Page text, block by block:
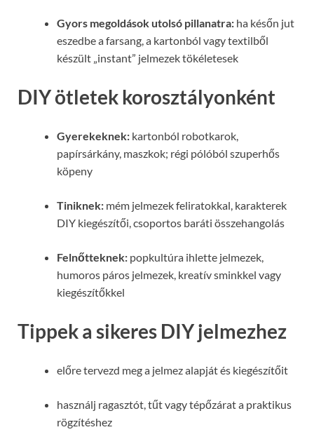
Gyors megoldások utolsó pillanatra: ha későn jut
eszedbe a farsang, a kartonból vagy textilből
készült „instant” jelmezek tökéletesek
DIY ötletek korosztályonként
Gyerekeknek: kartonból robotkarok,
papírsárkány, maszkok; régi pólóból szuperhős
köpeny
Tiniknek: mém jelmezek feliratokkal, karakterek
DIY kiegészítői, csoportos baráti összehangolás
Felnőtteknek: popkultúra ihlette jelmezek,
humoros páros jelmezek, kreatív sminkkel vagy
kiegészítőkkel
Tippek a sikeres DIY jelmezhez
előre tervezd meg a jelmez alapját és kiegészítőit
használj ragasztót, tűt vagy tépőzárat a praktikus
rögzítéshez